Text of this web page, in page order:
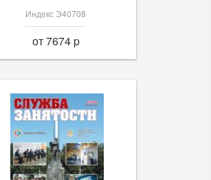
Индекс Э40708
от 7674 p